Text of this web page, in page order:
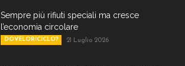
Sempre più rifiuti speciali ma cresce
l’economia circolare
DOVELORICICLO? 21 Luglio 2026